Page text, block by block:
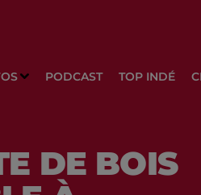
PODCAST TOP INDÉ
DE BOIS